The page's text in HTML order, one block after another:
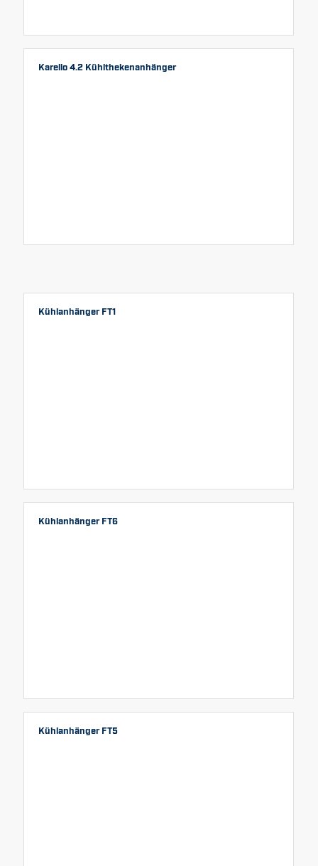
Karello 4.2 Kühlthekenanhänger
Kühlanhänger FT1
Kühlanhänger FT6
Kühlanhänger FT5